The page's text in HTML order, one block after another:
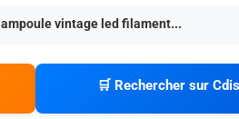
ampoule vintage led filament...
🛒 Rechercher sur